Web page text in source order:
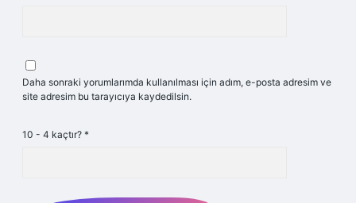
Daha sonraki yorumlarımda kullanılması için adım, e-posta adresim ve
site adresim bu tarayıcıya kaydedilsin.
10 - 4 kaçtır? *